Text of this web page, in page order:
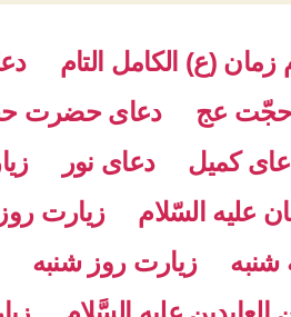
زمان (ع) الکامل التام
عج
دعای حضرت
کمیل دعای نور
علیه السّلام
زیارت روز
شنبه
زیارت روز شنبه